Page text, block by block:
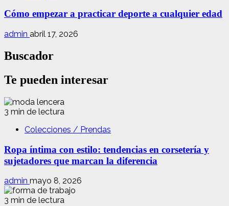
Cómo empezar a practicar deporte a cualquier edad
admin abril 17, 2026
Buscador
Te pueden interesar
3 min de lectura
Colecciones / Prendas
Ropa íntima con estilo: tendencias en corsetería y
sujetadores que marcan la diferencia
admin mayo 8, 2026
3 min de lectura